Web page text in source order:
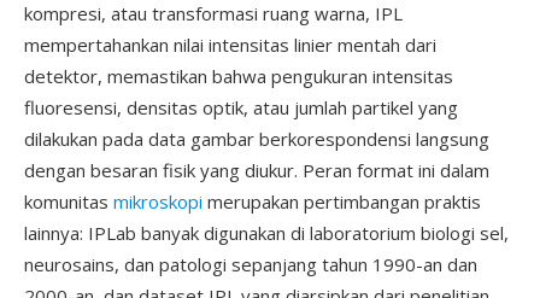
kompresi, atau transformasi ruang warna, IPL
mempertahankan nilai intensitas linier mentah dari
detektor, memastikan bahwa pengukuran intensitas
fluoresensi, densitas optik, atau jumlah partikel yang
dilakukan pada data gambar berkorespondensi langsung
dengan besaran fisik yang diukur. Peran format ini dalam
komunitas mikroskopi merupakan pertimbangan praktis
lainnya: IPLab banyak digunakan di laboratorium biologi sel,
neurosains, dan patologi sepanjang tahun 1990-an dan